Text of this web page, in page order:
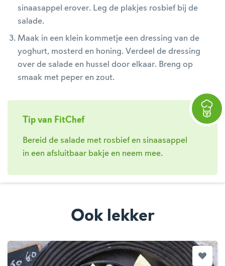
sinaasappel erover. Leg de plakjes rosbief bij de
salade.
Maak in een klein kommetje een dressing van de
yoghurt, mosterd en honing. Verdeel de dressing
over de salade en hussel door elkaar. Breng op
smaak met peper en zout.
Tip van FitChef
Bereid de salade met rosbief en sinaasappel
in een afsluitbaar bakje en neem mee.
Ook lekker